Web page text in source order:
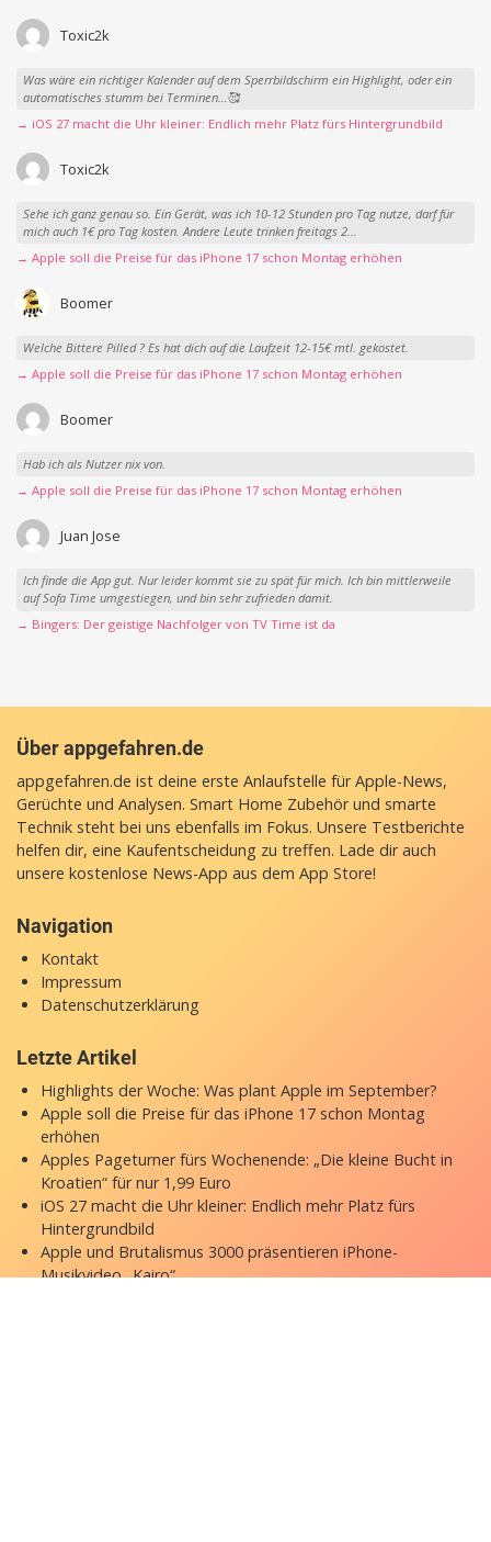
Toxic2k
Was wäre ein richtiger Kalender auf dem Sperrbildschirm ein Highlight, oder ein
automatisches stumm bei Terminen…🥰
→ iOS 27 macht die Uhr kleiner: Endlich mehr Platz fürs Hintergrundbild
Toxic2k
Sehe ich ganz genau so. Ein Gerät, was ich 10-12 Stunden pro Tag nutze, darf für
mich auch 1€ pro Tag kosten. Andere Leute trinken freitags 2...
→ Apple soll die Preise für das iPhone 17 schon Montag erhöhen
Boomer
Welche Bittere Pilled ? Es hat dich auf die Laufzeit 12-15€ mtl. gekostet.
→ Apple soll die Preise für das iPhone 17 schon Montag erhöhen
Boomer
Hab ich als Nutzer nix von.
→ Apple soll die Preise für das iPhone 17 schon Montag erhöhen
Juan Jose
Ich finde die App gut. Nur leider kommt sie zu spät für mich. Ich bin mittlerweile
auf Sofa Time umgestiegen, und bin sehr zufrieden damit.
→ Bingers: Der geistige Nachfolger von TV Time ist da
Über appgefahren.de
appgefahren.de ist deine erste Anlaufstelle für Apple-News,
Gerüchte und Analysen. Smart Home Zubehör und smarte
Technik steht bei uns ebenfalls im Fokus. Unsere Testberichte
helfen dir, eine Kaufentscheidung zu treffen. Lade dir auch
unsere kostenlose News-App aus dem App Store!
Navigation
Kontakt
Impressum
Datenschutzerklärung
Letzte Artikel
Highlights der Woche: Was plant Apple im September?
Apple soll die Preise für das iPhone 17 schon Montag
erhöhen
Apples Pageturner fürs Wochenende: „Die kleine Bucht in
Kroatien“ für nur 1,99 Euro
iOS 27 macht die Uhr kleiner: Endlich mehr Platz fürs
Hintergrundbild
Apple und Brutalismus 3000 präsentieren iPhone-
Musikvideo „Kairo“